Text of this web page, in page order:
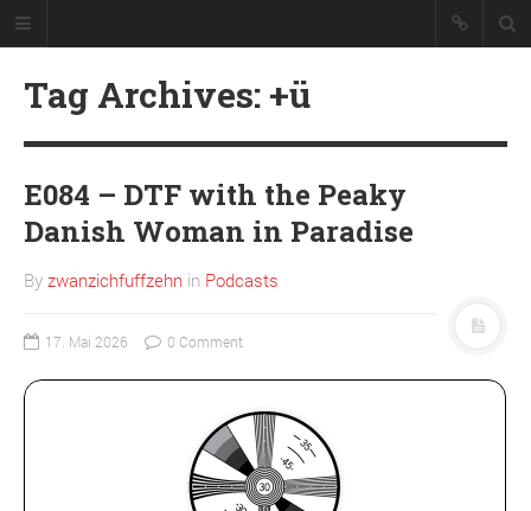
Podcast über Serien und ihre Folgen.
VON RECHTS WEGEN
Abonnieren
Tag Archives: +ü
E084 – DTF with the Peaky
Danish Woman in Paradise
By zwanzichfuffzehn in Podcasts
17. Mai 2026 0 Comment